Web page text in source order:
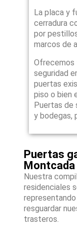
La placa y
cerradura
por
marcos de
Ofrecemos
seguridad
puertas
piso o bien
Puertas de
y bodegas,
Puertas
Montcada
Nuestra
residenciales
resguardar
trasteros.